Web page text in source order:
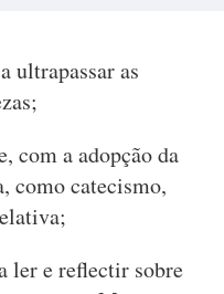
ultrapassar as
com a adopção da
como catecismo,
ler e reflectir sobre